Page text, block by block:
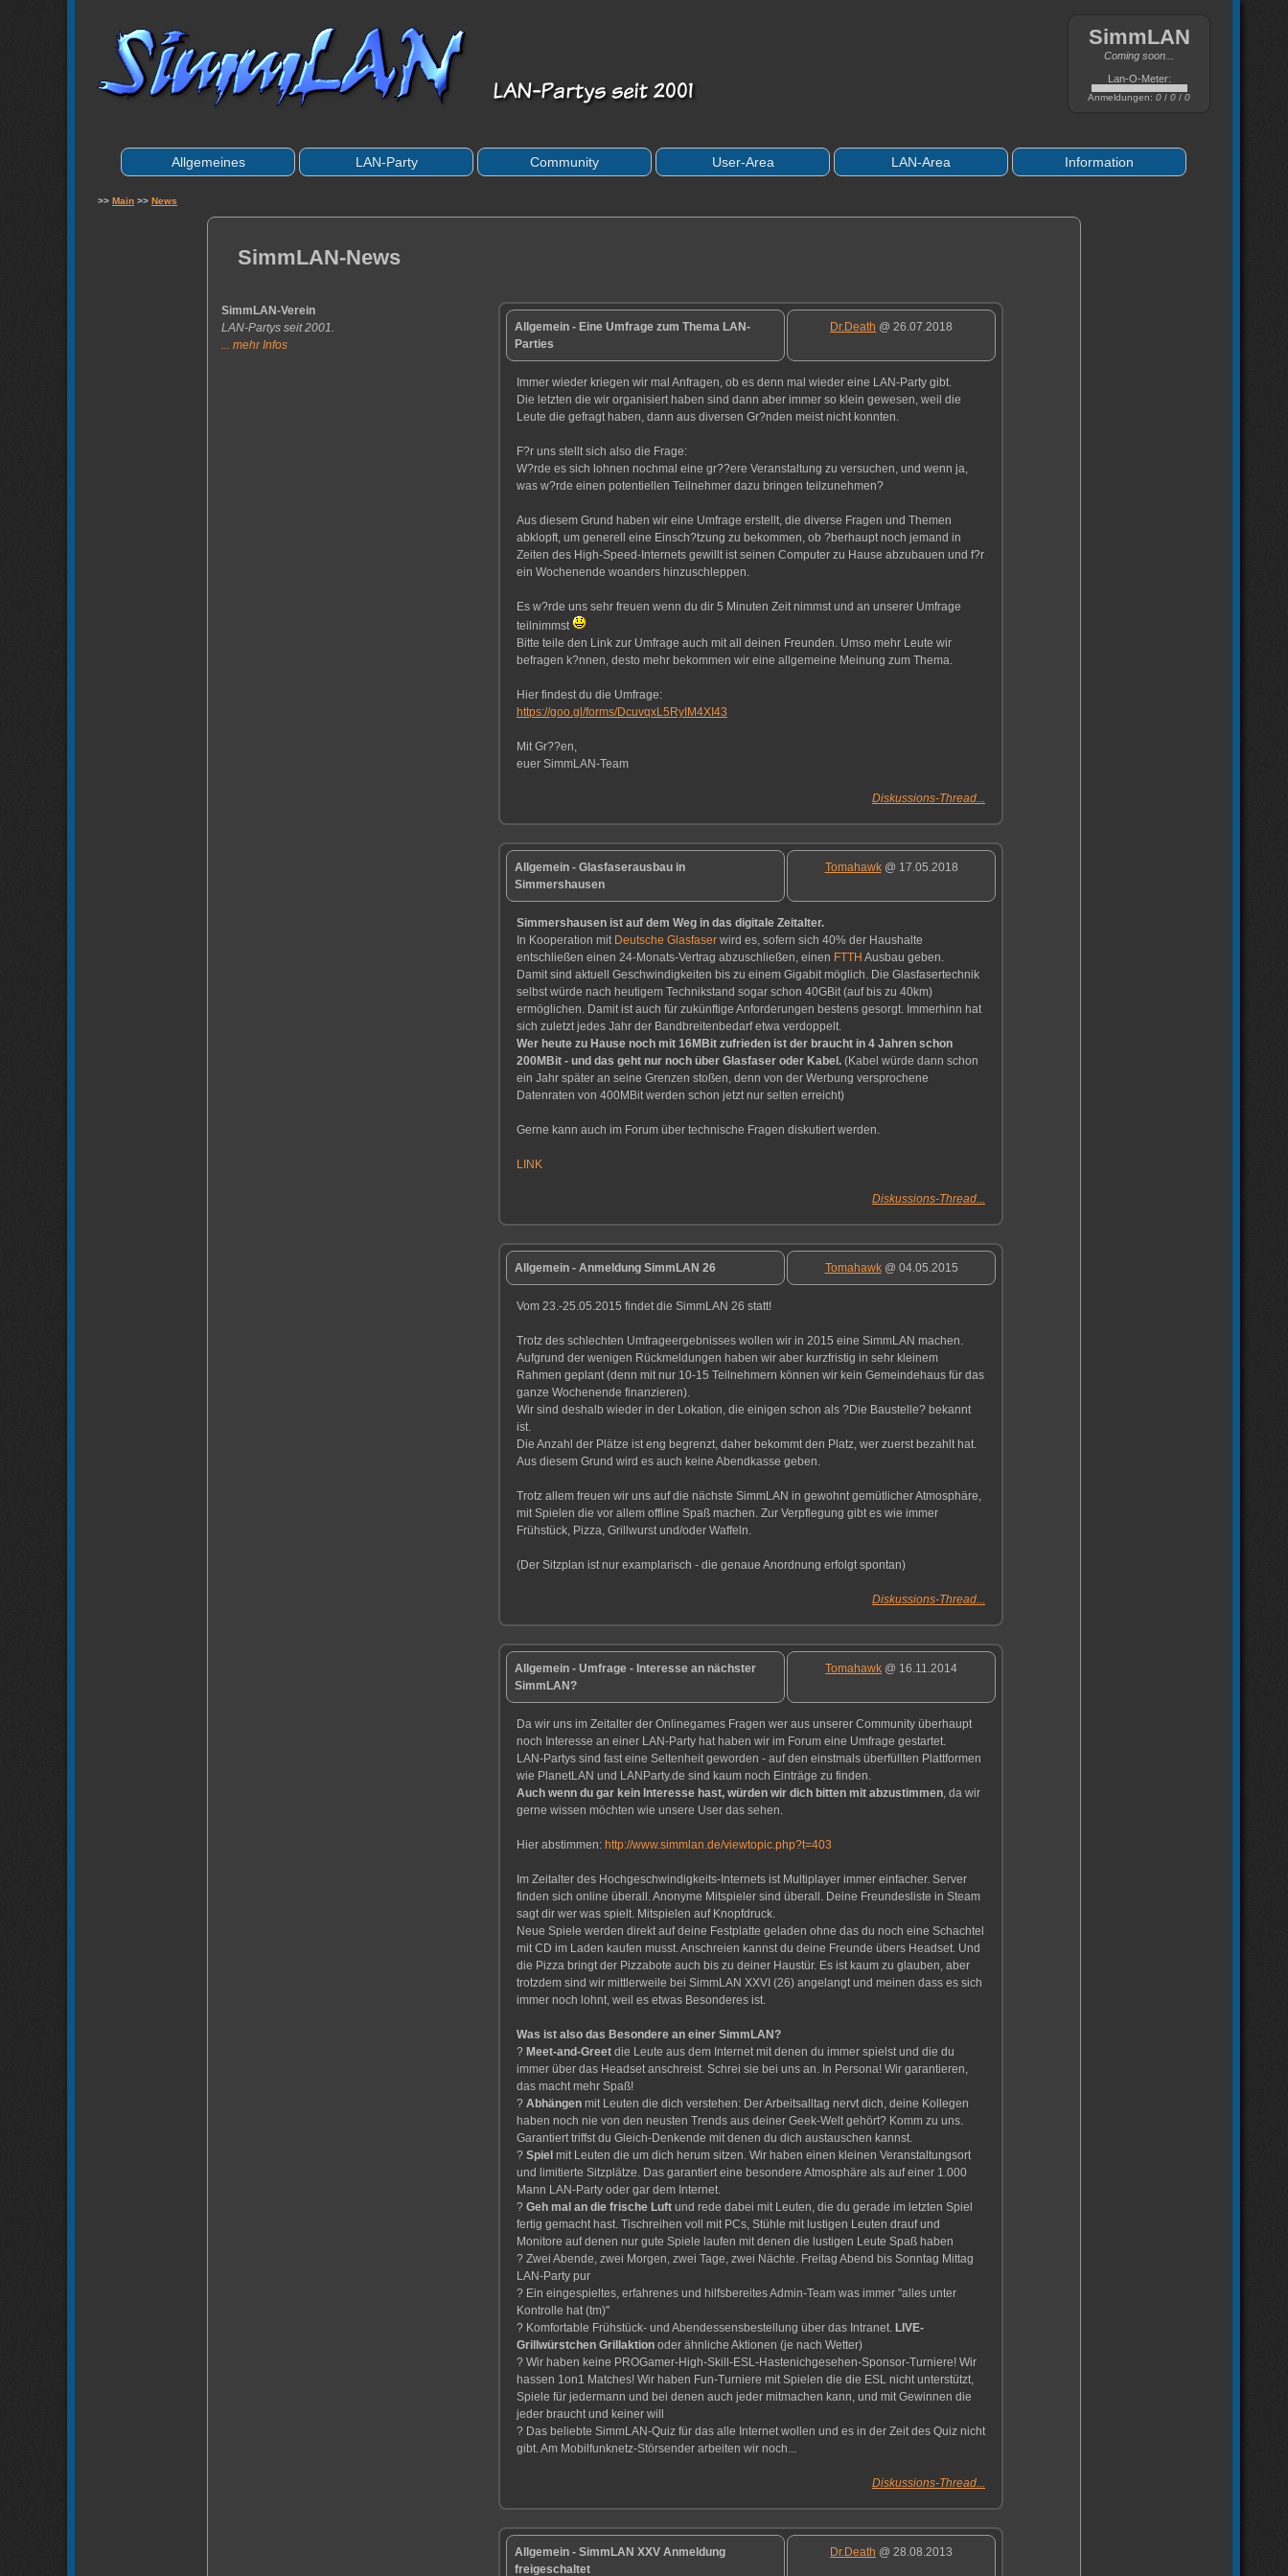
SimmLAN
Coming soon...
Lan-O-Meter:
Anmeldungen: 0 / 0 / 0
Allgemeines LAN-Party Community User-Area LAN-Area Information
>> Main >> News
SimmLAN-News
SimmLAN-Verein
LAN-Partys seit 2001.
... mehr Infos
Allgemein - Eine Umfrage zum Thema LAN-
Parties
Dr.Death @ 26.07.2018
Immer wieder kriegen wir mal Anfragen, ob es denn mal wieder eine LAN-Party gibt.
Die letzten die wir organisiert haben sind dann aber immer so klein gewesen, weil die
Leute die gefragt haben, dann aus diversen Gr?nden meist nicht konnten.
F?r uns stellt sich also die Frage:
W?rde es sich lohnen nochmal eine gr??ere Veranstaltung zu versuchen, und wenn ja,
was w?rde einen potentiellen Teilnehmer dazu bringen teilzunehmen?
Aus diesem Grund haben wir eine Umfrage erstellt, die diverse Fragen und Themen
abklopft, um generell eine Einsch?tzung zu bekommen, ob ?berhaupt noch jemand in
Zeiten des High-Speed-Internets gewillt ist seinen Computer zu Hause abzubauen und f?r
ein Wochenende woanders hinzuschleppen.
Es w?rde uns sehr freuen wenn du dir 5 Minuten Zeit nimmst und an unserer Umfrage
teilnimmst
Bitte teile den Link zur Umfrage auch mit all deinen Freunden. Umso mehr Leute wir
befragen k?nnen, desto mehr bekommen wir eine allgemeine Meinung zum Thema.
Hier findest du die Umfrage:
https://goo.gl/forms/DcuvqxL5RyIM4XI43
Mit Gr??en,
euer SimmLAN-Team
Diskussions-Thread...
Allgemein - Glasfaserausbau in
Simmershausen
Tomahawk@ 17.05.2018
Simmershausen ist auf dem Weg in das digitale Zeitalter.
In Kooperation mit Deutsche Glasfaser wird es, sofern sich 40% der Haushalte
entschließen einen 24-Monats-Vertrag abzuschließen, einen FTTH Ausbau geben.
Damit sind aktuell Geschwindigkeiten bis zu einem Gigabit möglich. Die Glasfasertechnik
selbst würde nach heutigem Technikstand sogar schon 40GBit (auf bis zu 40km)
ermöglichen. Damit ist auch für zukünftige Anforderungen bestens gesorgt. Immerhinn hat
sich zuletzt jedes Jahr der Bandbreitenbedarf etwa verdoppelt.
Wer heute zu Hause noch mit 16MBit zufrieden ist der braucht in 4 Jahren schon
200MBit - und das geht nur noch über Glasfaser oder Kabel. (Kabel würde dann schon
ein Jahr später an seine Grenzen stoßen, denn von der Werbung versprochene
Datenraten von 400MBit werden schon jetzt nur selten erreicht)
Gerne kann auch im Forum über technische Fragen diskutiert werden.
LINK
Diskussions-Thread...
Allgemein - Anmeldung SimmLAN 26 Tomahawk@ 04.05.2015
Vom 23.-25.05.2015 findet die SimmLAN 26 statt!
Trotz des schlechten Umfrageergebnisses wollen wir in 2015 eine SimmLAN machen.
Aufgrund der wenigen Rückmeldungen haben wir aber kurzfristig in sehr kleinem
Rahmen geplant (denn mit nur 10-15 Teilnehmern können wir kein Gemeindehaus für das
ganze Wochenende finanzieren).
Wir sind deshalb wieder in der Lokation, die einigen schon als ?Die Baustelle? bekannt
ist.
Die Anzahl der Plätze ist eng begrenzt, daher bekommt den Platz, wer zuerst bezahlt hat.
Aus diesem Grund wird es auch keine Abendkasse geben.
Trotz allem freuen wir uns auf die nächste SimmLAN in gewohnt gemütlicher Atmosphäre,
mit Spielen die vor allem offline Spaß machen. Zur Verpflegung gibt es wie immer
Frühstück, Pizza, Grillwurst und/oder Waffeln.
(Der Sitzplan ist nur examplarisch - die genaue Anordnung erfolgt spontan)
Diskussions-Thread...
Allgemein - Umfrage - Interesse an nächster
SimmLAN?
Tomahawk @ 16.11.2014
Da wir uns im Zeitalter der Onlinegames Fragen wer aus unserer Community überhaupt
noch Interesse an einer LAN-Party hat haben wir im Forum eine Umfrage gestartet.
LAN-Partys sind fast eine Seltenheit geworden - auf den einstmals überfüllten Plattformen
wie PlanetLAN und LANParty.de sind kaum noch Einträge zu finden.
Auch wenn du gar kein Interesse hast, würden wir dich bitten mit abzustimmen, da wir
gerne wissen möchten wie unsere User das sehen.
Hier abstimmen: http://www.simmlan.de/viewtopic.php?t=403
Im Zeitalter des Hochgeschwindigkeits-Internets ist Multiplayer immer einfacher. Server
finden sich online überall. Anonyme Mitspieler sind überall. Deine Freundesliste in Steam
sagt dir wer was spielt. Mitspielen auf Knopfdruck.
Neue Spiele werden direkt auf deine Festplatte geladen ohne das du noch eine Schachtel
mit CD im Laden kaufen musst. Anschreien kannst du deine Freunde übers Headset. Und
die Pizza bringt der Pizzabote auch bis zu deiner Haustür. Es ist kaum zu glauben, aber
trotzdem sind wir mittlerweile bei SimmLAN XXVI (26) angelangt und meinen dass es sich
immer noch lohnt, weil es etwas Besonderes ist.
Was ist also das Besondere an einer SimmLAN?
? Meet-and-Greet die Leute aus dem Internet mit denen du immer spielst und die du
immer über das Headset anschreist. Schrei sie bei uns an. In Persona! Wir garantieren,
das macht mehr Spaß!
? Abhängen mit Leuten die dich verstehen: Der Arbeitsalltag nervt dich, deine Kollegen
haben noch nie von den neusten Trends aus deiner Geek-Welt gehört? Komm zu uns.
Garantiert triffst du Gleich-Denkende mit denen du dich austauschen kannst.
? Spiel mit Leuten die um dich herum sitzen. Wir haben einen kleinen Veranstaltungsort
und limitierte Sitzplätze. Das garantiert eine besondere Atmosphäre als auf einer 1.000
Mann LAN-Party oder gar dem Internet.
? Geh mal an die frische Luft und rede dabei mit Leuten, die du gerade im letzten Spiel
fertig gemacht hast. Tischreihen voll mit PCs, Stühle mit lustigen Leuten drauf und
Monitore auf denen nur gute Spiele laufen mit denen die lustigen Leute Spaß haben
? Zwei Abende, zwei Morgen, zwei Tage, zwei Nächte. Freitag Abend bis Sonntag Mittag
LAN-Party pur
? Ein eingespieltes, erfahrenes und hilfsbereites Admin-Team was immer "alles unter
Kontrolle hat (tm)"
? Komfortable Frühstück- und Abendessensbestellung über das Intranet. LIVE-
Grillwürstchen Grillaktion oder ähnliche Aktionen (je nach Wetter)
? Wir haben keine PROGamer-High-Skill-ESL-Hastenichgesehen-Sponsor-Turniere! Wir
hassen 1on1 Matches! Wir haben Fun-Turniere mit Spielen die die ESL nicht unterstützt,
Spiele für jedermann und bei denen auch jeder mitmachen kann, und mit Gewinnen die
jeder braucht und keiner will
? Das beliebte SimmLAN-Quiz für das alle Internet wollen und es in der Zeit des Quiz nicht
gibt. Am Mobilfunknetz-Störsender arbeiten wir noch...
Diskussions-Thread...
Allgemein - SimmLAN XXV Anmeldung
freigeschaltet
Dr.Death @ 28.08.2013